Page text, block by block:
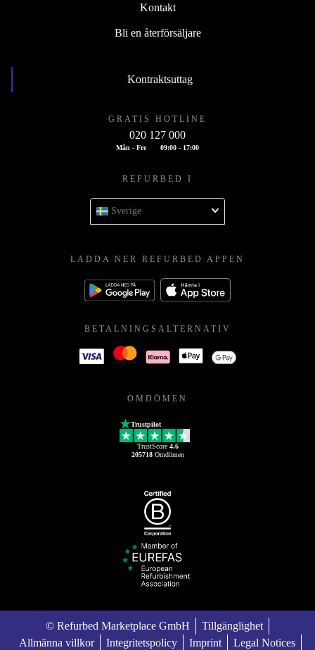
Kontakt
Bli en återförsäljare
Kontraktsuttag
GRATIS HOTLINE
020 127 000
Mån - Fre 09:00 - 17:00
REFURBED I
Sverige
LADDA NER REFURBED APPEN
BETALNINGSALTERNATIV
OMDÖMEN
Trustpilot
TrustScore 4.6
205718Omdömen
© Refurbed Marketplace GmbH
Tillgänglighet
Allmänna villkor
Integritetspolicy Imprint Legal Notices